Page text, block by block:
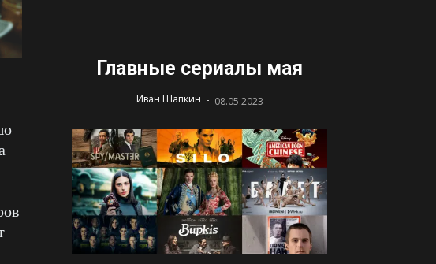
Главные сериалы мая
Иван Шапкин - 08.05.2023